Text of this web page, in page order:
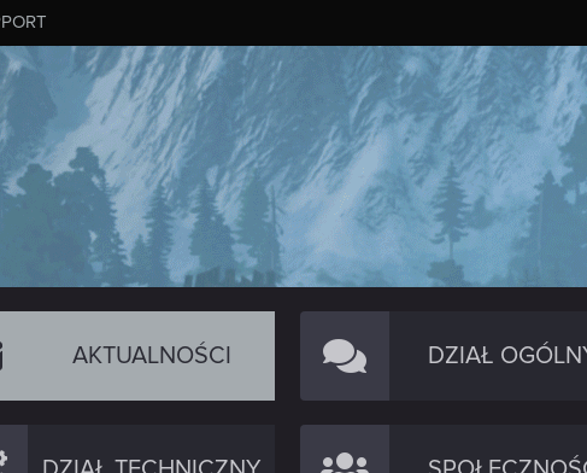
AKTUALNOŚCI DZIAŁ